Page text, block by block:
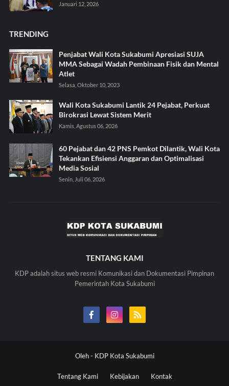
Januari 12, 2026
TRENDING
Penjabat Wali Kota Sukabumi Apresiasi SUJA
MMA Sebagai Wadah Pembinaan Fisik dan Mental
Atlet
Selasa, Oktober 10, 2023
Wali Kota Sukabumi Lantik 24 Pejabat, Perkuat
Birokrasi Lewat Sistem Merit
Kamis, Agustus 06, 2026
60 Pejabat dan 42 PNS Pemkot Dilantik, Wali Kota
Tekankan Efisiensi Anggaran dan Optimalisasi
Media Sosial
Senin, Juli 06, 2026
TENTANG KAMI
KDP adalah situs web resmi Komunikasi dan Dokumentasi Pimpinan
Pemerintah Kota Sukabumi
Oleh - KDP Kota Sukabumi
Tentang Kami Kebijakan Kontak